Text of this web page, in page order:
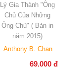
Lý Gia Thành "Ông
Chủ Của Những
Ông Chủ" ( Bản in
năm 2015)
Anthony B. Chan
69.000 đ